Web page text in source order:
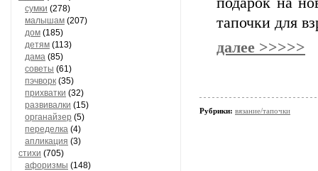
сумки (278)
малышам (207)
дом (185)
детям (113)
дама (85)
советы (61)
пэчворк (35)
прихватки (32)
развивалки (15)
органайзер (5)
переделка (4)
апликация (3)
стихи (705)
афоризмы (148)
тапочки для
далее >>>>>
Рубрики: вязание/тапочки